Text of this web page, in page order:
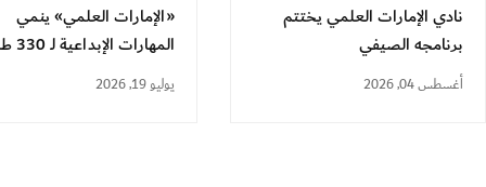
نادي الإمارات العلمي يختتم
برنامجه الصيفي
أغسطس 04, 2026
«الإمارات العلمي» ينمي
المهارات الإبداعية لـ 330 طالباً
يوليو 19, 2026